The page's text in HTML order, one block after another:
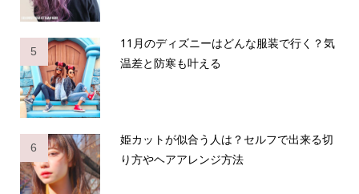
5
11月のディズニーはどんな服装で行く？気
温差と防寒も叶える
6
姫カットが似合う人は？セルフで出来る切
り方やヘアアレンジ方法